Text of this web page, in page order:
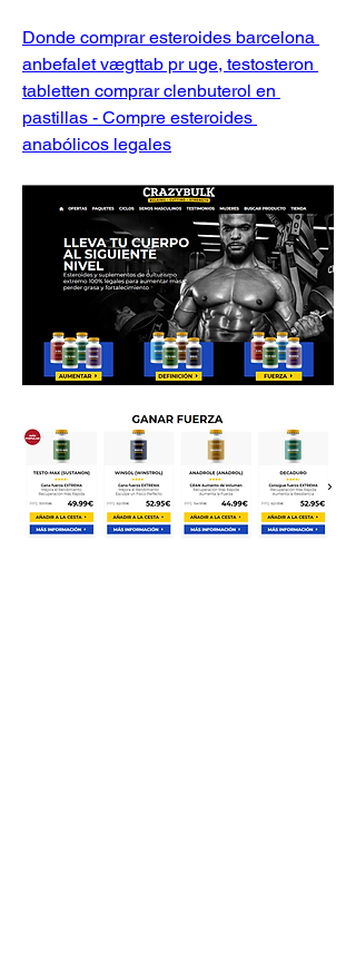
Donde comprar esteroides barcelona
anbefalet vægttab pr uge, testosteron
tabletten comprar clenbuterol en
pastillas - Compre esteroides
anabólicos legales